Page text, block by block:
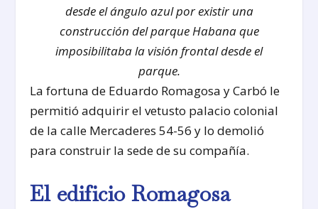
desde el ángulo azul por existir una
construcción del parque Habana que
imposibilitaba la visión frontal desde el
parque.
La fortuna de Eduardo Romagosa y Carbó le
permitió adquirir el vetusto palacio colonial
de la calle Mercaderes 54-56 y lo demolió
para construir la sede de su compañía.
El edificio Romagosa